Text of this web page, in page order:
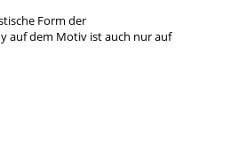
Form der
auf dem Motiv ist auch nur auf